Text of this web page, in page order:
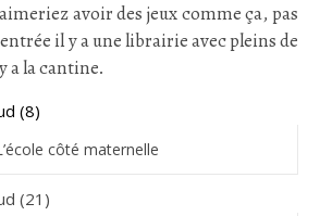
avoir des jeux comme ça, pas
il y a une librairie avec pleins de
a la cantine.
côté maternelle